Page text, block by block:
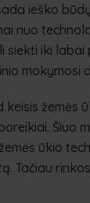
ieško
nuo
siekti iki labai
mokymosi
keisis žemės
Šiuo
ūkio
Tačiau